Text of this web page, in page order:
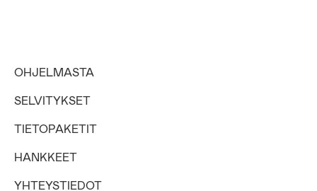
OHJELMASTA
SELVITYKSET
TIETOPAKETIT
HANKKEET
YHTEYSTIEDOT